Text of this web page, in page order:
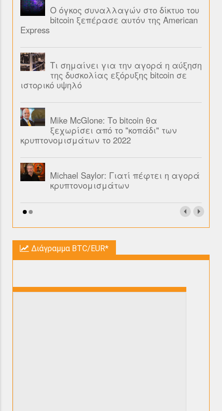
Ο όγκος συναλλαγών στο δίκτυο του
bitcoin ξεπέρασε αυτόν της American
Express
Τι σημαίνει για την αγορά η αύξηση
της δυσκολίας εξόρυξης bitcoin σε
ιστορικό υψηλό
Mike McGlone: Το bitcoin θα
ξεχωρίσει από το "κοπάδι" των
κρυπτονομισμάτων το 2022
Michael Saylor: Γιατί πέφτει η αγορά
κρυπτονομισμάτων
Διάγραμμα BTC/EUR*